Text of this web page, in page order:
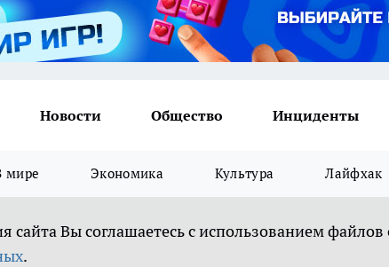
Новости Общество Инциденты
мире Экономика Культура Лайфхак
сайта Вы соглашаетесь с использованием
.